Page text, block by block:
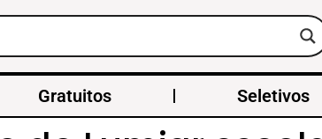
Gratuitos Seletivos